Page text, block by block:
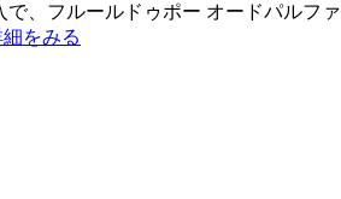
で、フルールドゥポー オードパルファ
をみる